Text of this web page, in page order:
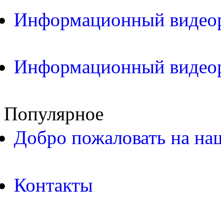
Информационный
Информационный
Популярное
Добро пожаловать на
Контакты